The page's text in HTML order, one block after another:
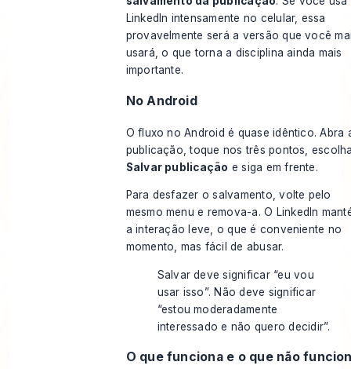
LinkedIn intensamente no celular, essa
provavelmente será a versão que você
usará, o que torna a disciplina ainda mais
importante.
No Android
O fluxo no Android é quase idêntico. Abra
publicação, toque nos três pontos,
Salvar publicação e siga em frente.
Para desfazer o salvamento, volte pelo
mesmo menu e remova-a. O LinkedIn
a interação leve, o que é conveniente no
momento, mas fácil de abusar.
Salvar deve significar “eu vou
usar isso”. Não deve significar
“estou moderadamente
interessado e não quero decidir”.
O que funciona e o que não